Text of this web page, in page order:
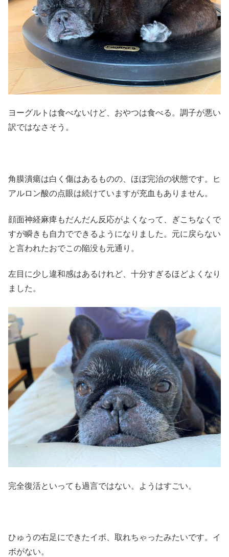
ヨーグルトは食べないけど、おやつは食べる。調子が悪い
訳ではなさそう。
角膜潰瘍は白く傷はあるものの、ほぼ完治の状態です。ヒ
アルロン酸の点眼は続けていますが充血もありません。
顔面神経麻痺もだんだん反応がよくなって、ぎこちなくで
すが瞬きも自力でできるようになりました。元に戻らない
と言われたおでこの陥没も元通り。
左目に少し違和感はあるけれど、十分すぎるほどよくなり
ました。
完全復活といっても過言ではない。ようはすごい。
ひゅうの右足にできたイボ、取れちゃったみたいです。イ
ボがない。